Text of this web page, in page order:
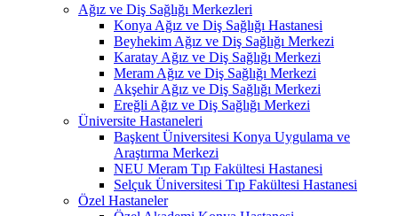
Ağız ve Diş Sağlığı Merkezleri
Konya Ağız ve Diş Sağlığı Hastanesi
Beyhekim Ağız ve Diş Sağlığı Merkezi
Karatay Ağız ve Diş Sağlığı Merkezi
Meram Ağız ve Diş Sağlığı Merkezi
Akşehir Ağız ve Diş Sağlığı Merkezi
Ereğli Ağız ve Diş Sağlığı Merkezi
Üniversite Hastaneleri
Başkent Üniversitesi Konya Uygulama ve
Araştırma Merkezi
NEU Meram Tıp Fakültesi Hastanesi
Selçuk Üniversitesi Tıp Fakültesi Hastanesi
Özel Hastaneler